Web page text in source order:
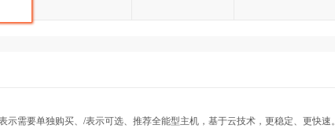
示需要单独购买、/表示可选、推荐全能型主机，基于云技术，更稳定、更快速。